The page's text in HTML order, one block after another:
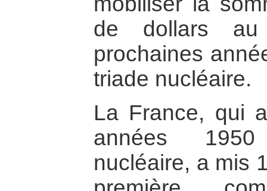
de dollars
prochaines
triade nucléaire.
La France, qui
années
nucléaire, a mis